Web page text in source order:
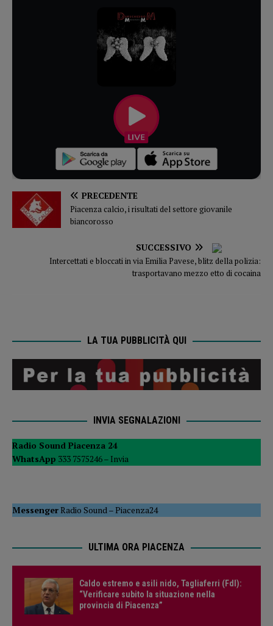
PRECEDENTE
Piacenza calcio, i risultati del settore giovanile
biancorosso
SUCCESSIVO
Intercettati e bloccati in via Emilia Pavese, blitz della polizia:
trasportavano mezzo etto di cocaina
LA TUA PUBBLICITÀ QUI
INVIA SEGNALAZIONI
Radio Sound Piacenza 24
WhatsApp 333 7575246 – Invia
MessengerRadio Sound –Piacenza24
ULTIMA ORA PIACENZA
Caldo estremo e asili nido, Tagliaferri (FdI):
“Verificare subito la situazione nella
provincia di Piacenza”